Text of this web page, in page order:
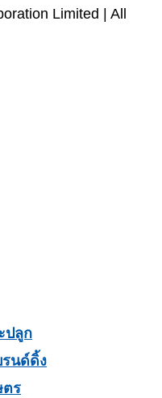
Limited | All
ปลูก
นด์ดิ้ง
ตร